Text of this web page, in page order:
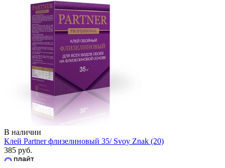
В наличии
Клей Partner флизелиновый 35/ Svoy Znak (20)
385 руб.